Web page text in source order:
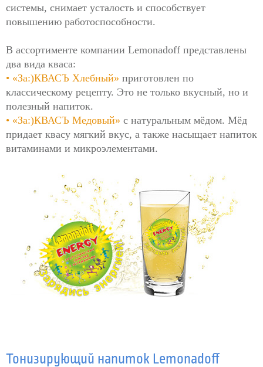
системы, снимает усталость и способствует
повышению работоспособности.
В ассортименте компании Lemonadoff представлены
два вида кваса:
• «За:)КВАСЪ Хлебный» приготовлен по
классическому рецепту. Это не только вкусный, но и
полезный напиток.
• «За:)КВАСЪ Медовый» с натуральным мёдом. Мёд
придает квасу мягкий вкус, а также насыщает напиток
витаминами и микроэлементами.
Тонизирующий напиток Lemonadoff